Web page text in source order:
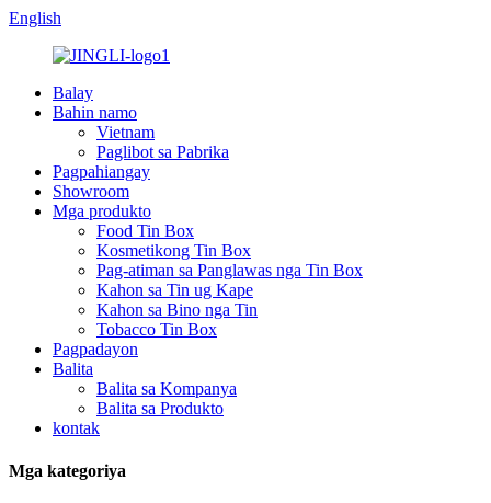
English
Balay
Bahin namo
Vietnam
Paglibot sa Pabrika
Pagpahiangay
Showroom
Mga produkto
Food Tin Box
Kosmetikong Tin Box
Pag-atiman sa Panglawas nga Tin Box
Kahon sa Tin ug Kape
Kahon sa Bino nga Tin
Tobacco Tin Box
Pagpadayon
Balita
Balita sa Kompanya
Balita sa Produkto
kontak
Mga kategoriya